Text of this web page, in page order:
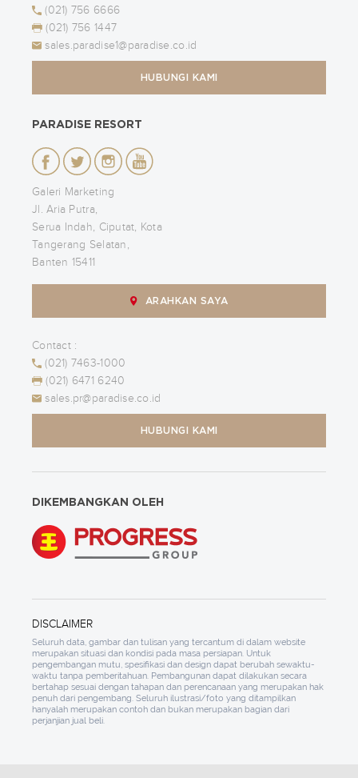
(021) 756 6666
(021) 756 1447
sales.paradise1@paradise.co.id
HUBUNGI KAMI
PARADISE RESORT
Galeri Marketing
Jl. Aria Putra,
Serua Indah, Ciputat, Kota
Tangerang Selatan,
Banten 15411
ARAHKAN SAYA
Contact :
(021) 7463-1000
(021) 6471 6240
sales.pr@paradise.co.id
HUBUNGI KAMI
DIKEMBANGKAN OLEH
DISCLAIMER
Seluruh data, gambar dan tulisan yang tercantum di dalam website
merupakan situasi dan kondisi pada masa persiapan. Untuk
pengembangan mutu, spesifikasi dan design dapat berubah sewaktu-
waktu tanpa pemberitahuan. Pembangunan dapat dilakukan secara
bertahap sesuai dengan tahapan dan perencanaan yang merupakan hak
penuh dari pengembang. Seluruh ilustrasi/foto yang ditampilkan
hanyalah merupakan contoh dan bukan merupakan bagian dari
perjanjian jual beli.